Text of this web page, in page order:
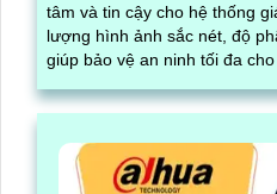
tâm và tin cậy cho hệ thống giám
lượng hình ảnh sắc nét, độ
giúp bảo vệ an ninh tối đa